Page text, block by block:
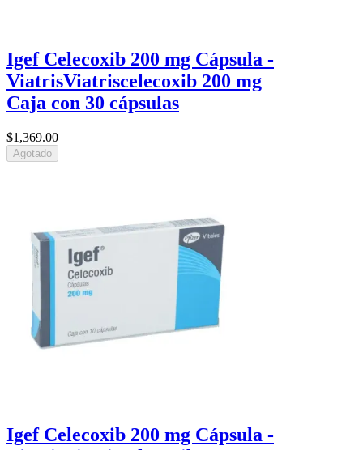
Igef Celecoxib 200 mg Cápsula -
ViatrisViatriscelecoxib 200 mg
Caja con 30 cápsulas
$1,369.00
Agotado
Igef Celecoxib 200 mg Cápsula -